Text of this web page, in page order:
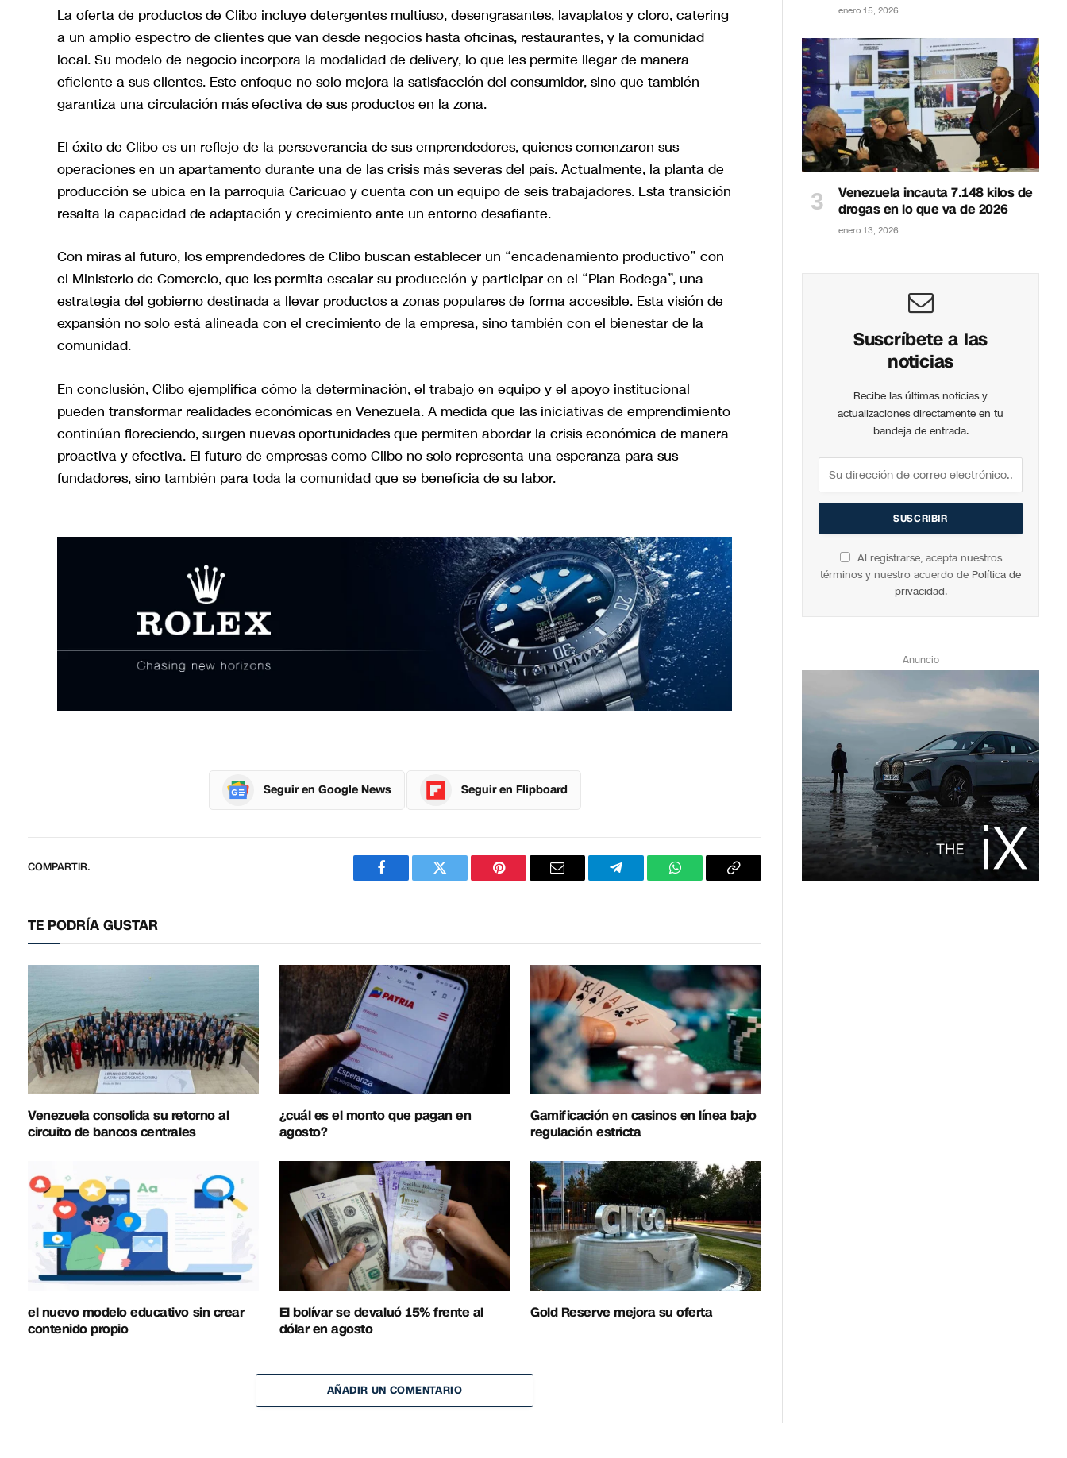
La oferta de productos de Clibo incluye detergentes multiuso, desengrasantes, lavaplatos y cloro, catering
a un amplio espectro de clientes que van desde negocios hasta oficinas, restaurantes, y la comunidad
local. Su modelo de negocio incorpora la modalidad de delivery, lo que les permite llegar de manera
eficiente a sus clientes. Este enfoque no solo mejora la satisfacción del consumidor, sino que también
garantiza una circulación más efectiva de sus productos en la zona.
El éxito de Clibo es un reflejo de la perseverancia de sus emprendedores, quienes comenzaron sus
operaciones en un apartamento durante una de las crisis más severas del país. Actualmente, la planta de
producción se ubica en la parroquia Caricuao y cuenta con un equipo de seis trabajadores. Esta transición
resalta la capacidad de adaptación y crecimiento ante un entorno desafiante.
Con miras al futuro, los emprendedores de Clibo buscan establecer un “encadenamiento productivo” con
el Ministerio de Comercio, que les permita escalar su producción y participar en el “Plan Bodega”, una
estrategia del gobierno destinada a llevar productos a zonas populares de forma accesible. Esta visión de
expansión no solo está alineada con el crecimiento de la empresa, sino también con el bienestar de la
comunidad.
En conclusión, Clibo ejemplifica cómo la determinación, el trabajo en equipo y el apoyo institucional
pueden transformar realidades económicas en Venezuela. A medida que las iniciativas de emprendimiento
continúan floreciendo, surgen nuevas oportunidades que permiten abordar la crisis económica de manera
proactiva y efectiva. El futuro de empresas como Clibo no solo representa una esperanza para sus
fundadores, sino también para toda la comunidad que se beneficia de su labor.
Seguir en Google News Seguir en Flipboard
COMPARTIR.
FacebookTwitter PinterestCorreo
TelegramWhatsAppCopiar
TE PODRÍA GUSTAR
Venezuela consolida su retorno al
circuito de bancos centrales
¿cuál es el monto que pagan en
agosto?
Gamificación en casinos en línea bajo
regulación estricta
el nuevo modelo educativo sin crear
contenido propio
El bolívar se devaluó 15% frente al
dólar en agosto
Gold Reserve mejora su oferta
AÑADIR UN COMENTARIO
enero 15, 2026
Venezuela incauta 7.148 kilos de
drogas en lo que va de 2026
enero 13, 2026
Suscríbete a las
noticias
Recibe las últimas noticias y
actualizaciones directamente en tu
bandeja de entrada.
Al registrarse, acepta nuestros
términos y nuestro acuerdo de Política de
privacidad.
Anuncio